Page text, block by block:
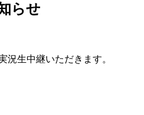
らせ
況生中継いただきます。